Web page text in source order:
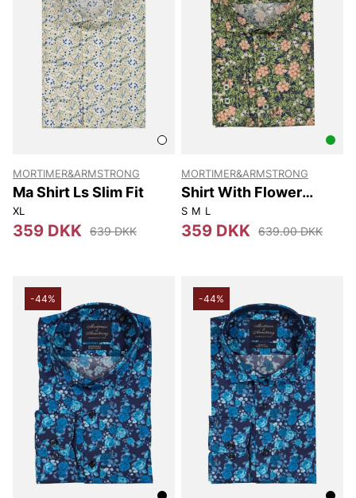
MORTIMER&ARMSTRONG
Ma Shirt Ls Slim Fit
XL
359 DKK 639 DKK
MORTIMER&ARMSTRONG
Shirt With Flower
Dessin Modern Fit
S M L
359 DKK 639.00 DKK
-44% -44%